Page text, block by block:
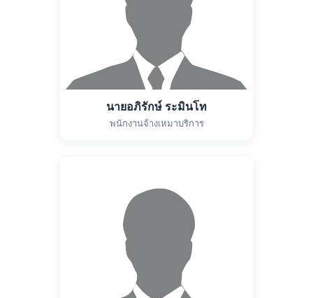
นายอภิรักษ์ ระมินโท
พนักงานจ้างเหมาบริการ